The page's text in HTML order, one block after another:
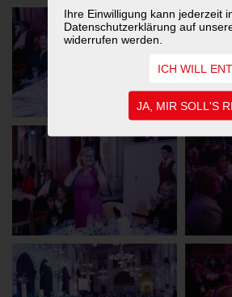
Ihre Einwilligung kann jederzeit
Datenschutzerklärung auf
widerrufen werden.
ICH WILL
JA, MIR SOLL'S